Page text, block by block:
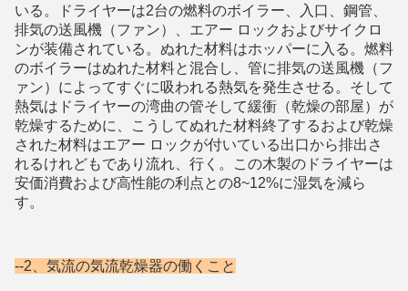
いる。ドライヤーは2台の燃料のボイラー、入口、鋼管、
排気の送風機（ファン）、エアー ロックおよびサイクロ
ンが装備されている 。ぬれた材料はホッパーに入る。燃料
のボイラーはぬれた材料と混合し、管に排気の送風機（フ
ァン）によってすぐに吸われる熱気を発生させる。そして
熱気はドライヤーの湾曲の管そして緩衝（乾燥の部屋）が
乾燥するために、こうしてぬれた材料終了するおよび乾燥
された材料はエアー ロックが付いている出口から排出さ
れるけれどもであり流れ、行く。この木製のドライヤーは
安価消費および高性能の利点との8~12%に湿気を減ら
す。
--2、 気流の気流乾燥器の働くこと